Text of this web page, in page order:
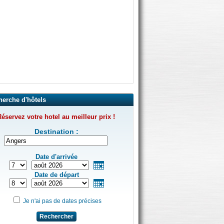
d'hôtels
votre hotel au meilleur prix !
Destination :
Date d'arrivée
Date de départ
Je n'ai pas de dates précises
Rechercher